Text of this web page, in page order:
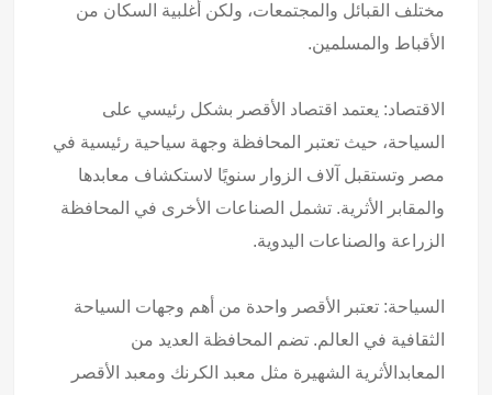
مختلف القبائل والمجتمعات، ولكن أغلبية السكان من
الأقباط والمسلمين.
الاقتصاد: يعتمد اقتصاد الأقصر بشكل رئيسي على
السياحة، حيث تعتبر المحافظة وجهة سياحية رئيسية في
مصر وتستقبل آلاف الزوار سنويًا لاستكشاف معابدها
والمقابر الأثرية. تشمل الصناعات الأخرى في المحافظة
الزراعة والصناعات اليدوية.
السياحة: تعتبر الأقصر واحدة من أهم وجهات السياحة
الثقافية في العالم. تضم المحافظة العديد من
المعابدالأثرية الشهيرة مثل معبد الكرنك ومعبد الأقصر